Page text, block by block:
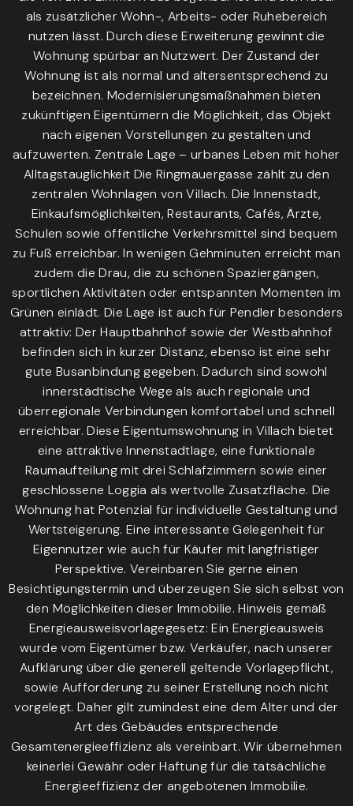
als zusätzlicher Wohn-, Arbeits- oder Ruhebereich
nutzen lässt. Durch diese Erweiterung gewinnt die
Wohnung spürbar an Nutzwert. Der Zustand der
Wohnung ist als normal und altersentsprechend zu
bezeichnen. Modernisierungsmaßnahmen bieten
zukünftigen Eigentümern die Möglichkeit, das Objekt
nach eigenen Vorstellungen zu gestalten und
aufzuwerten. Zentrale Lage – urbanes Leben mit hoher
Alltagstauglichkeit Die Ringmauergasse zählt zu den
zentralen Wohnlagen von Villach. Die Innenstadt,
Einkaufsmöglichkeiten, Restaurants, Cafés, Ärzte,
Schulen sowie öffentliche Verkehrsmittel sind bequem
zu Fuß erreichbar. In wenigen Gehminuten erreicht man
zudem die Drau, die zu schönen Spaziergängen,
sportlichen Aktivitäten oder entspannten Momenten im
Grünen einlädt. Die Lage ist auch für Pendler besonders
attraktiv: Der Hauptbahnhof sowie der Westbahnhof
befinden sich in kurzer Distanz, ebenso ist eine sehr
gute Busanbindung gegeben. Dadurch sind sowohl
innerstädtische Wege als auch regionale und
überregionale Verbindungen komfortabel und schnell
erreichbar. Diese Eigentumswohnung in Villach bietet
eine attraktive Innenstadtlage, eine funktionale
Raumaufteilung mit drei Schlafzimmern sowie einer
geschlossene Loggia als wertvolle Zusatzfläche. Die
Wohnung hat Potenzial für individuelle Gestaltung und
Wertsteigerung. Eine interessante Gelegenheit für
Eigennutzer wie auch für Käufer mit langfristiger
Perspektive. Vereinbaren Sie gerne einen
Besichtigungstermin und überzeugen Sie sich selbst von
den Möglichkeiten dieser Immobilie. Hinweis gemäß
Energieausweisvorlagegesetz: Ein Energieausweis
wurde vom Eigentümer bzw. Verkäufer, nach unserer
Aufklärung über die generell geltende Vorlagepflicht,
sowie Aufforderung zu seiner Erstellung noch nicht
vorgelegt. Daher gilt zumindest eine dem Alter und der
Art des Gebäudes entsprechende
Gesamtenergieeffizienz als vereinbart. Wir übernehmen
keinerlei Gewähr oder Haftung für die tatsächliche
Energieeffizienz der angebotenen Immobilie.